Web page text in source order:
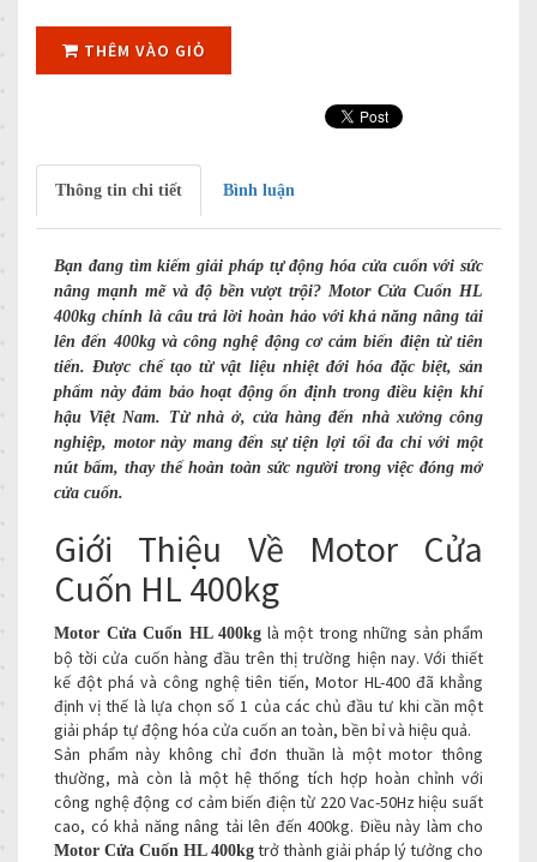
THÊM VÀO GIỎ
Thông tin chi tiết Bình luận
Bạn đang tìm kiếm giải pháp tự động hóa cửa cuốn với sức
nâng mạnh mẽ và độ bền vượt trội? Motor Cửa Cuốn HL
400kg chính là câu trả lời hoàn hảo với khả năng nâng tải
lên đến 400kg và công nghệ động cơ cảm biến điện từ tiên
tiến. Được chế tạo từ vật liệu nhiệt đới hóa đặc biệt, sản
phẩm này đảm bảo hoạt động ổn định trong điều kiện khí
hậu Việt Nam. Từ nhà ở, cửa hàng đến nhà xưởng công
nghiệp, motor này mang đến sự tiện lợi tối đa chỉ với một
nút bấm, thay thế hoàn toàn sức người trong việc đóng mở
cửa cuốn.
Giới Thiệu Về Motor Cửa
Cuốn HL 400kg
Motor Cửa Cuốn HL 400kg là một trong những sản phẩm
bộ tời cửa cuốn hàng đầu trên thị trường hiện nay. Với thiết
kế đột phá và công nghệ tiên tiến, Motor HL-400 đã khẳng
định vị thế là lựa chọn số 1 của các chủ đầu tư khi cần một
giải pháp tự động hóa cửa cuốn an toàn, bền bỉ và hiệu quả.
Sản phẩm này không chỉ đơn thuần là một motor thông
thường, mà còn là một hệ thống tích hợp hoàn chỉnh với
công nghệ động cơ cảm biến điện từ 220 Vac-50Hz hiệu suất
cao, có khả năng nâng tải lên đến 400kg. Điều này làm cho
Motor Cửa Cuốn HL 400kg trở thành giải pháp lý tưởng cho